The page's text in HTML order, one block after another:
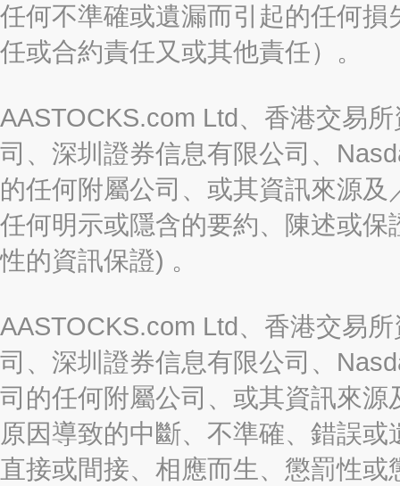
任何不準確或遺漏而引起的任何
任或合約責任又或其他責任）。
AASTOCKS.com Ltd、香港交易
司、深圳證券信息有限公司、
的任何附屬公司、或其資訊來源
任何明示或隱含的要約、陳述或
性的資訊保證) 。
AASTOCKS.com Ltd、香港交易
司、深圳證券信息有限公司、
司的任何附屬公司、或其資訊來
原因導致的中斷、不準確、錯誤
直接或間接、相應而生、懲罰性